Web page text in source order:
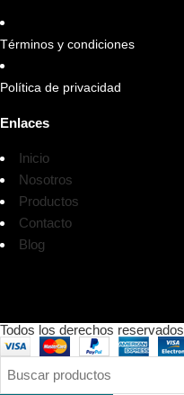
Términos y condiciones
Política de privacidad
Enlaces
Inicio
Nosotros
Productos
Contacto
Blog
Todos los derechos reservados